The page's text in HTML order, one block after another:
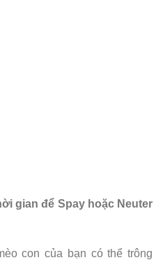
gian để Spay hoặc Neuter
con của bạn có thể trông